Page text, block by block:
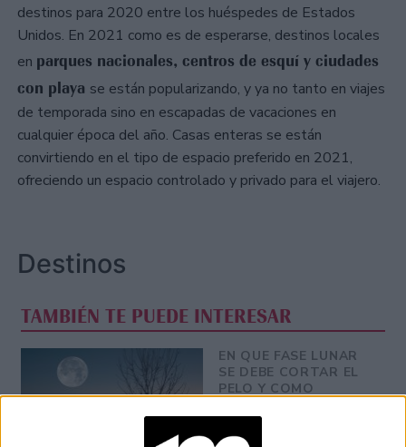
destinos para 2020 entre los huéspedes de Estados
Unidos. En 2021 como es de esperarse, destinos locales
en parques nacionales, centros de esquí y ciudades
con playa se están popularizando, y ya no tanto en viajes
de temporada sino en escapadas de vacaciones en
cualquier época del año. Casas enteras se están
convirtiendo en el tipo de espacio preferido en 2021,
ofreciendo un espacio controlado y privado para el viajero.
Destinos
TAMBIÉN TE PUEDE INTERESAR
EN QUE FASE LUNAR
SE DEBE CORTAR EL
PELO Y COMO
GRAVEDAD